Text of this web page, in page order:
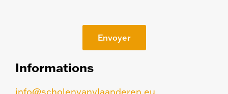
Envoyer
Informations